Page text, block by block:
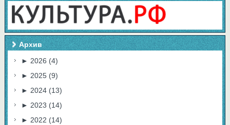
Архив
►2026 (4)
►2025 (9)
►2024 (13)
►2023 (14)
►2022 (14)